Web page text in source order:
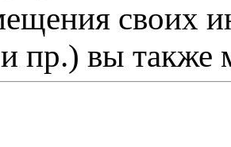
своих
пр.) вы также